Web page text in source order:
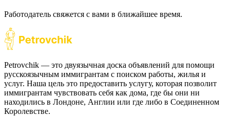
Работодатель свяжется с вами в ближайшее время.
Petrovchik — это двуязычная доска объявлений для помощи
русскоязычным иммигрантам с поиском работы, жилья и
услуг. Наша цель это предоставить услугу, которая позволит
иммигрантам чувствовать себя как дома, где бы они ни
находились в Лондоне, Англии или где либо в Соединенном
Королевстве.